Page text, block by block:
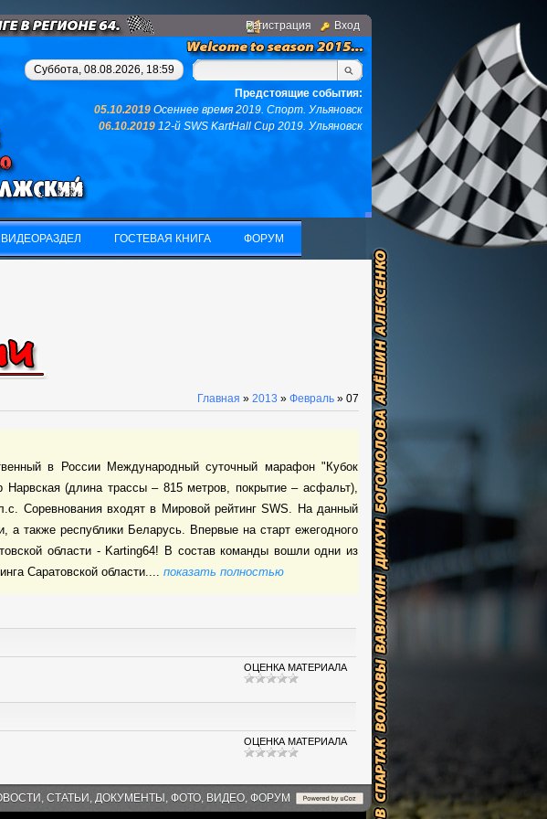
Регистрация Вход
- займитесь картингом, у вас не останется ни того ни другого...(с)интернет.
Суббота, 08.08.2026, 18:59
Предстоящие события:
05.10.2019 Осеннее время 2019. Спорт. Ульяновск
06.10.2019 12-й SWS KartHall Cup 2019. Ульяновск
ВИДЕОРАЗДЕЛ ГОСТЕВАЯ КНИГА ФОРУМ
Главная » 2013 » Февраль » 07
в России Международный суточный марафон "Кубок
(длина трассы – 815 метров, покрытие – асфальт),
Соревнования входят в Мировой рейтинг SWS. На данный
также республики Беларусь. Впервые на старт ежегодного
области - Karting64! В состав команды вошли одни из
Саратовской области.... показать полностью
ОЦЕНКА МАТЕРИАЛА
ОЦЕНКА МАТЕРИАЛА
СТАТЬИ, ДОКУМЕНТЫ, ФОТО, ВИДЕО, ФОРУМ